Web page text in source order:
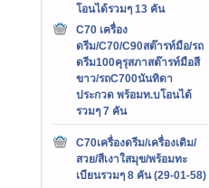
โอนได้รวมๆ 13 คัน
C70 เครื่อง
ดรีม/C70/C90สต๊ารท์มือ/รถ
ดรีม100คุรุสภาสต๊ารท์มือสี
ขาว/รถC700นันทิดา
ประกวด พร้อมท.บโอนได้
รวมๆ 7 คัน
C70เครื่องดรีม/เครื่องเดิม/
สวย/สีเงาใสมุข/พร้อมทะ
เบียนรวมๆ 8 คัน (29-01-58)